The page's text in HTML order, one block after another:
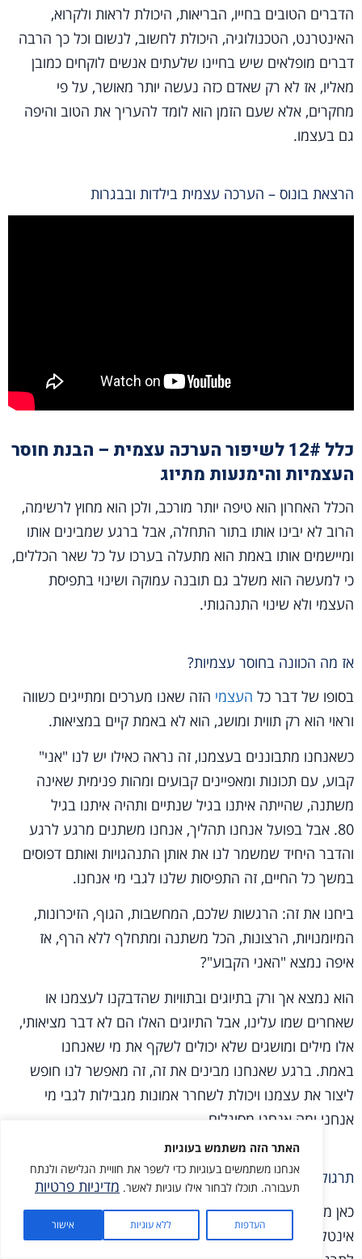
האתר הזה משתמש בעוגיות
אנחנו משתמשים בעוגיות כדי לשפר את חוויית הגלישה ולנתח
תעבורה. תוכלו לבחור אילו עוגיות לאשר. מדיניות פרטיות
העדפות ללא עוגיות אישור
הדברים הטובים בחייו, הבריאות, היכולת לראות ולקרוא,
האינטרנט, הטכנולוגיה, היכולת לחשוב, לנשום וכל כך הרבה
דברים מופלאים שיש בחיינו שלעתים אנשים לוקחים כמובן
מאליו, אז לא רק שאדם כזה נעשה יותר מאושר, על פי
מחקרים, אלא שעם הזמן הוא לומד להעריך את הטוב והיפה
גם בעצמו.
הרצאת בונוס – הערכה עצמית בילדות ובבגרות
כלל 12# לשיפור הערכה עצמית – הבנת חוסר
העצמיות והימנעות מתיוג
הכלל האחרון הוא טיפה יותר מורכב, ולכן הוא מחוץ לרשימה,
הרוב לא יבינו אותו בתור התחלה, אבל ברגע שמבינים אותו
ומיישמים אותו באמת הוא מתעלה בערכו על כל שאר הכללים,
כי למעשה הוא משלב גם תובנה עמוקה ושינוי בתפיסת
העצמי ולא שינוי התנהגותי.
אז מה הכוונה בחוסר עצמיות?
בסופו של דבר כל העצמי הזה שאנו מערכים ומתייגים כשווה
וראוי הוא רק תווית ומושג, הוא לא באמת קיים במציאות.
כשאנחנו מתבוננים בעצמנו, זה נראה כאילו יש לנו "אני"
קבוע, עם תכונות ומאפיינים קבועים ומהות פנימית שאינה
משתנה, שהייתה איתנו בגיל שנתיים ותהיה איתנו בגיל
80. אבל בפועל אנחנו תהליך, אנחנו משתנים מרגע לרגע
והדבר היחיד שמשמר לנו את אותן התנהגויות ואותם דפוסים
במשך כל החיים, זה התפיסות שלנו לגבי מי אנחנו.
ביחנו את זה: הרגשות שלכם, המחשבות, הגוף, הזיכרונות,
המיומנויות, הרצונות, הכל משתנה ומתחלף ללא הרף, אז
איפה נמצא "האני הקבוע"?
הוא נמצא אך ורק בתיוגים ובתוויות שהדבקנו לעצמנו או
שאחרים שמו עלינו, אבל התיוגים האלו הם לא דבר מציאותי,
אלו מילים ומושגים שלא יכולים לשקף את מי שאנחנו
באמת. ברגע שאנחנו מבינים את זה, זה מאפשר לנו חופש
ליצור את עצמנו ויכולת לשחרר אמונות מגבילות לגבי מי
אנחנו ומה אנחנו מסוגלים.
תרגול הכלל בפועל – הימנעות מתיוגים ושיפוטים
כאן מדובר בתובנה מורכבת שגם אם מבינים אותה
אינטלקטואלית זה עדיין לא חוויתי, אז הדרך הפשוטה ביותר
מתנה בשבילך